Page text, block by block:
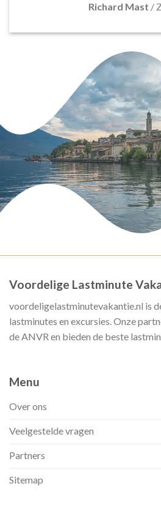
Richard Mast /
Voordelige Lastminute
voordeligelastminutevakantie.nl is
lastminutes en excursies. Onze
de ANVR en bieden de beste
Menu
Over ons
Veelgestelde vragen
Partners
Sitemap